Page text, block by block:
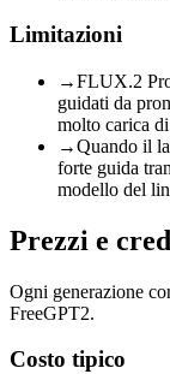
Limitazioni
→FLUX.2
guidati da
molto carica
→Quando il
forte guida
modello del
Prezzi e
Ogni generazione
FreeGPT2.
Costo tipico